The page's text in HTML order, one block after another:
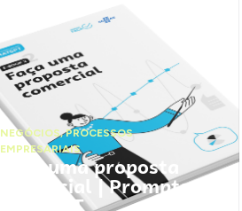
NEGÓCIOS,PROCESSOS
EMPRESARIAIS
Faça uma proposta
comercial | Prompts